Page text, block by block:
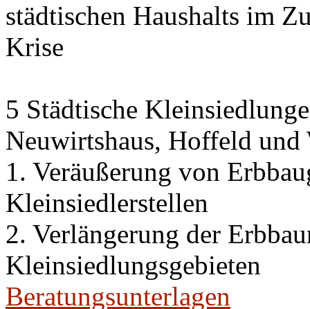
städtischen Haushalts im
Krise
5 Städtische
Neuwirtshaus, Hoffeld und
1. Veräußerung von
Kleinsiedlerstellen
2. Verlängerung der
Kleinsiedlungsgebieten
Beratungsunterlagen